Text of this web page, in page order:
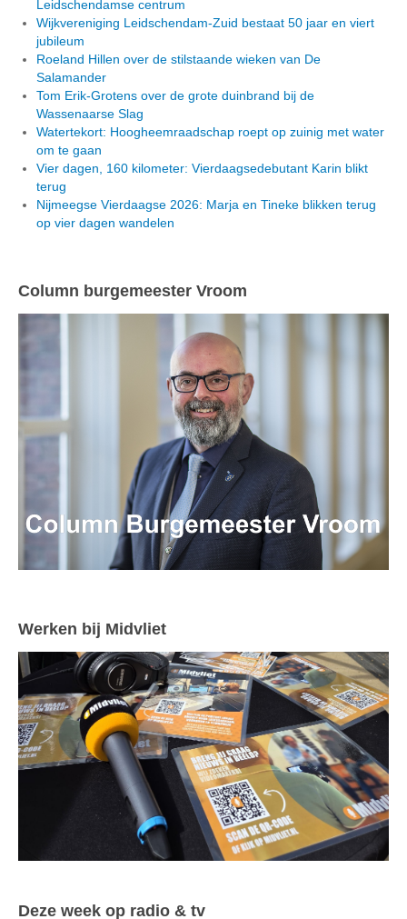
Leidschendamse centrum
Wijkvereniging Leidschendam-Zuid bestaat 50 jaar en viert
jubileum
Roeland Hillen over de stilstaande wieken van De
Salamander
Tom Erik-Grotens over de grote duinbrand bij de
Wassenaarse Slag
Watertekort: Hoogheemraadschap roept op zuinig met water
om te gaan
Vier dagen, 160 kilometer: Vierdaagsedebutant Karin blikt
terug
Nijmeegse Vierdaagse 2026: Marja en Tineke blikken terug
op vier dagen wandelen
Column burgemeester Vroom
Werken bij Midvliet
Deze week op radio & tv